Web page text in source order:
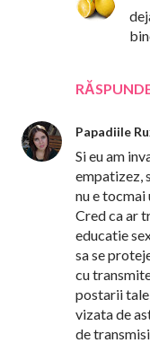
Papadiile
Si eu am
empatizez,
nu e tocmai
Cred ca ar
educatie
sa se
cu
postarii
vizata de
de